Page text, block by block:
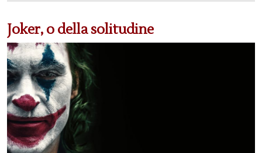
Joker, o della solitudine